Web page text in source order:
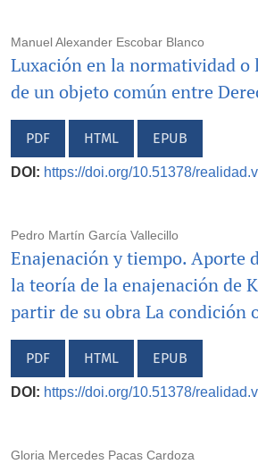
Manuel Alexander Escobar Blanco
Luxación en la normatividad
de un objeto común entre
PDF HTML EPUB
DOI: https://doi.org/10.51378/
Pedro Martín García Vallecillo
Enajenación y tiempo. Aporte
la teoría de la enajenación de
partir de su obra La condición
PDF HTML EPUB
DOI: https://doi.org/10.51378/
Gloria Mercedes Pacas Cardoza